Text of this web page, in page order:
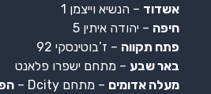
אשדוד – הנשיא וייצמן 1
חיפה – יהודה איתין 5
פתח תקווה – ז’בוטינסקי 92
באר שבע – מתחם ישפרו פלאנט
מעלה אדומים – מתחם Dcity –